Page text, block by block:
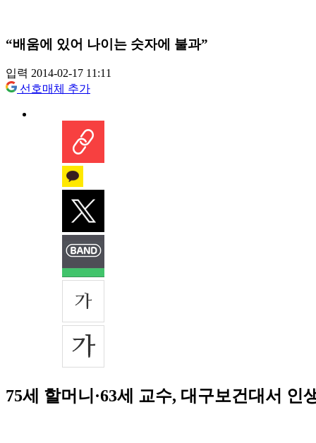
“배움에 있어 나이는 숫자에 불과”
입력 2014-02-17 11:11
선호매체 추가
75세 할머니·63세 교수, 대구보건대서 인